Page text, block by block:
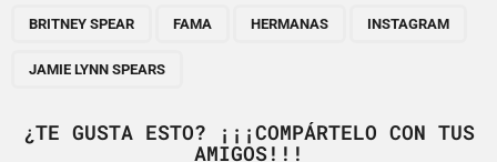
BRITNEY SPEAR FAMA HERMANAS INSTAGRAM
JAMIE LYNN SPEARS
¿TE GUSTA ESTO? ¡¡¡COMPÁRTELO CON TUS
AMIGOS!!!